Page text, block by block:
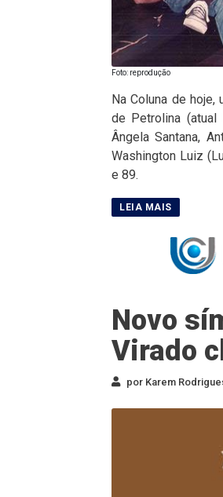
Foto: reprodução
Na Coluna de
de Petrolina (atual
Ângela Santana,
Washington Luiz
e 89.
Novo
Virado
por Karem